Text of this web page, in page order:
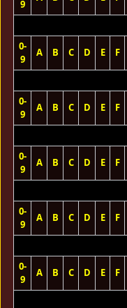
9
0-
9
A B C D E F
0-
9
A B C D E F
0-
9
A B C D E F
0-
9
A B C D E F
0-
9
A B C D E F